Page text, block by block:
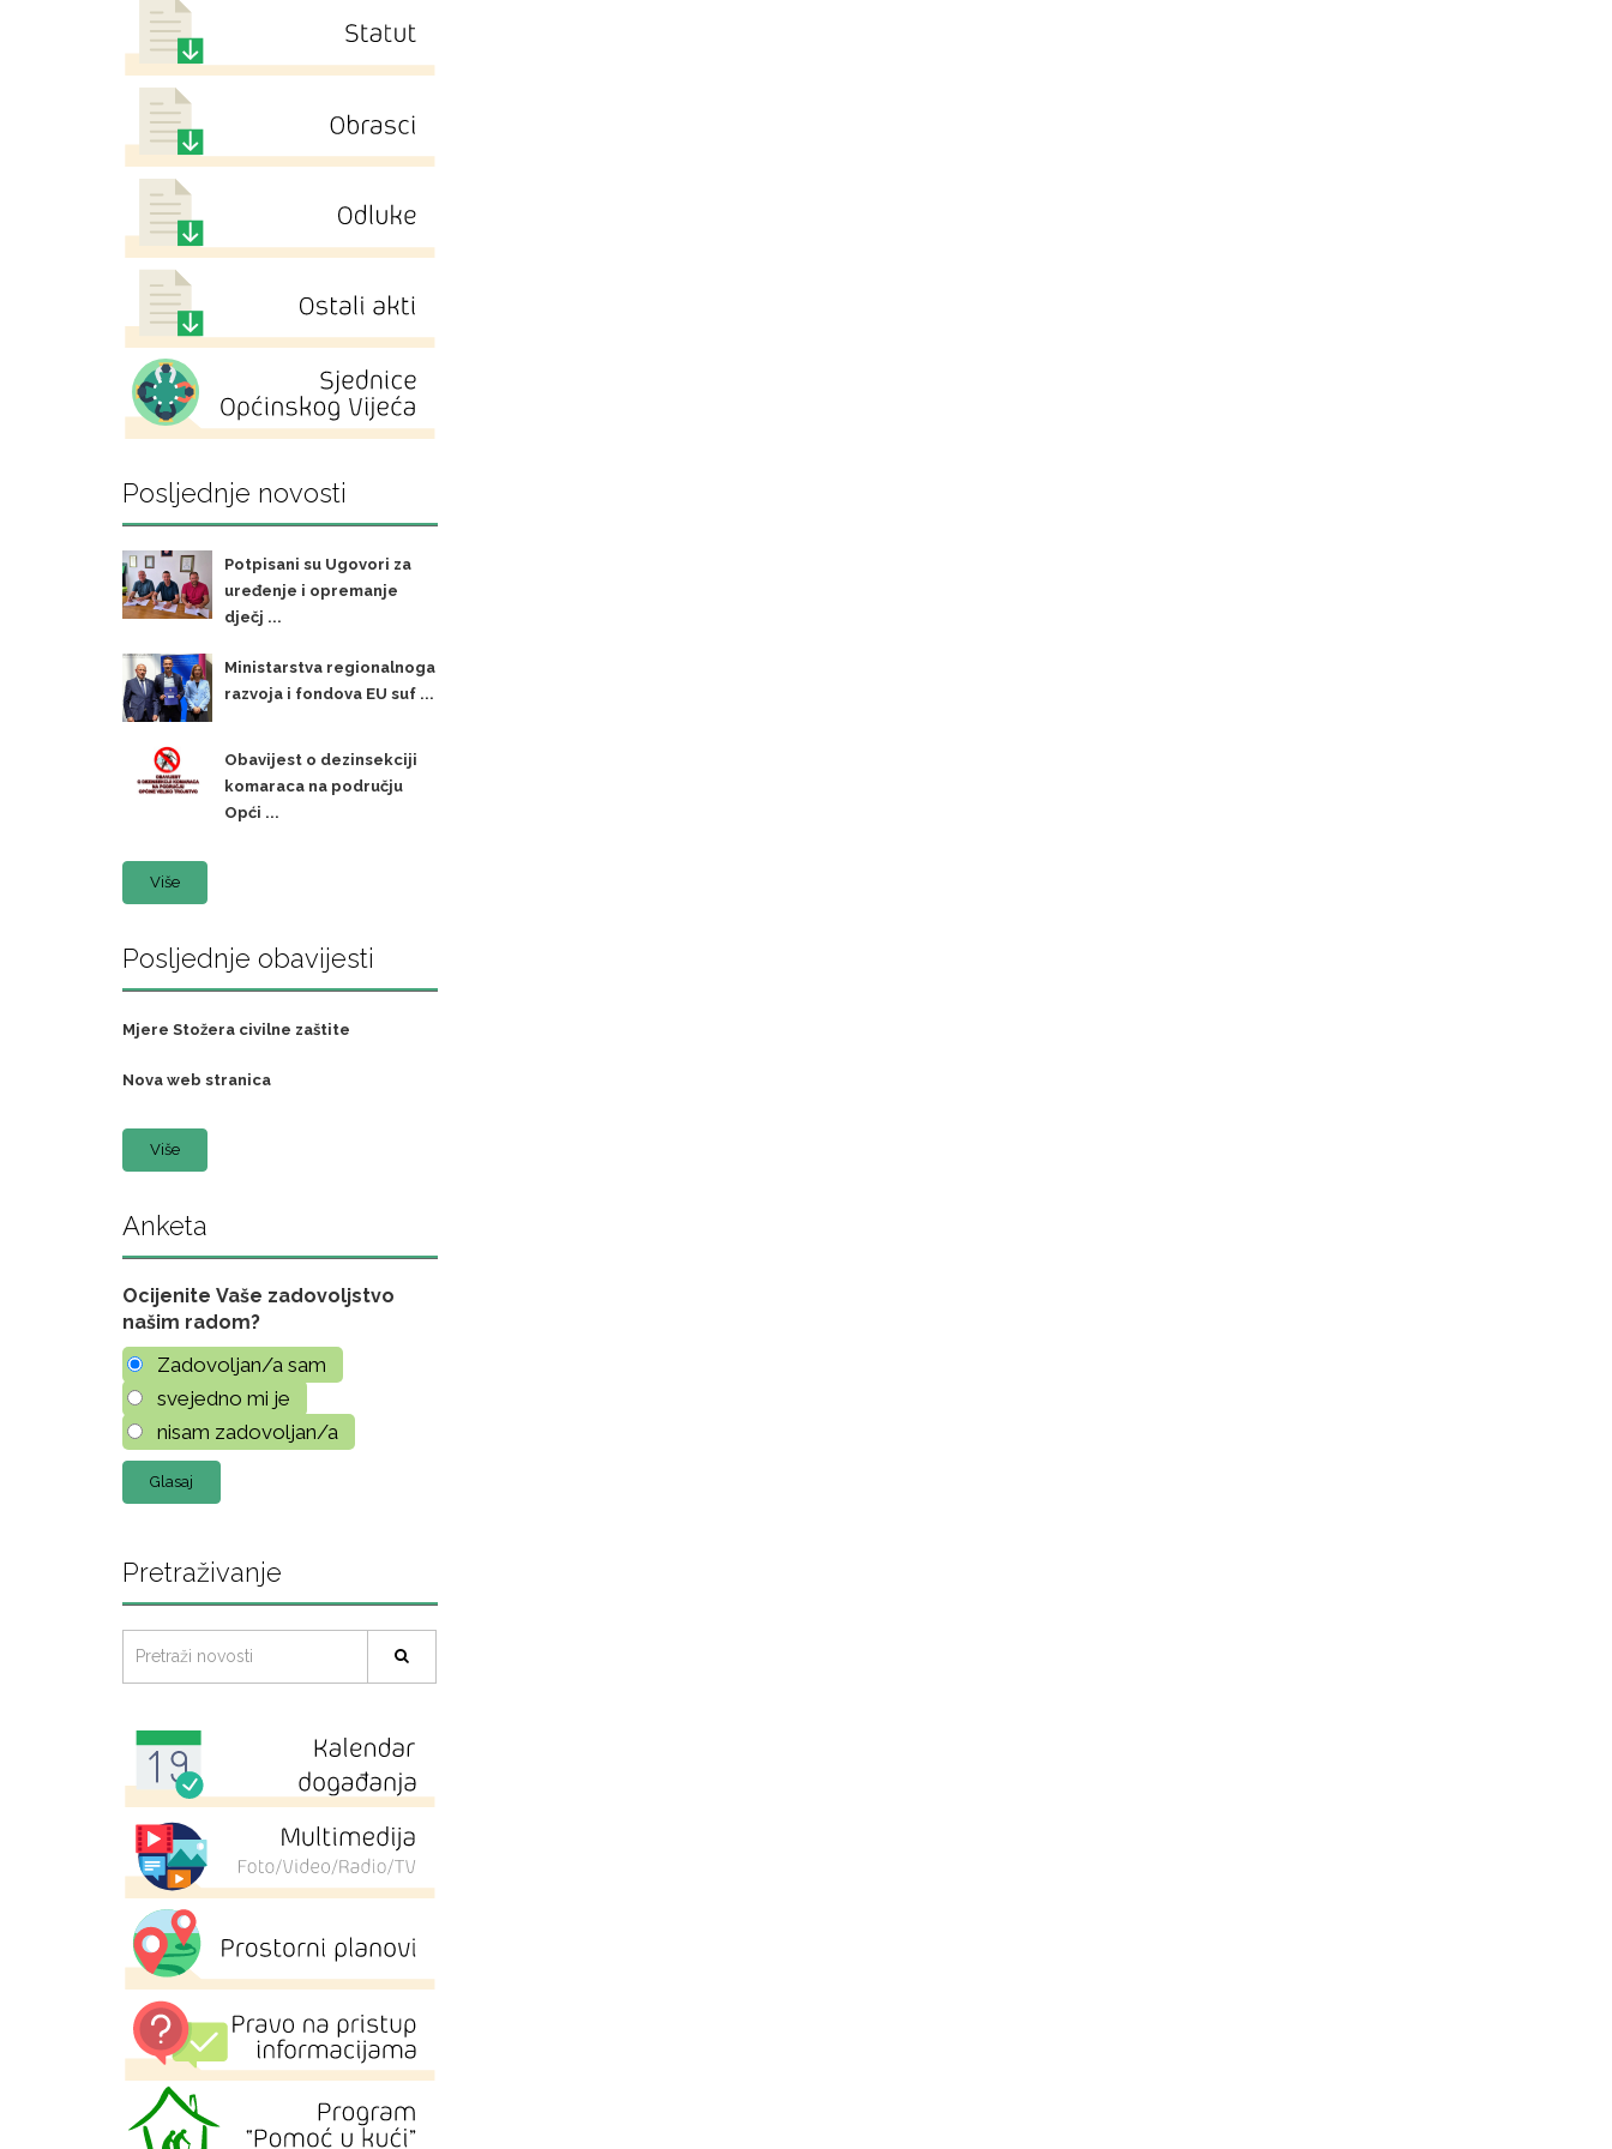
Posljednje novosti
Potpisani su Ugovori za
uređenje i opremanje
dječj ...
Ministarstva regionalnoga
razvoja i fondova EU suf ...
Obavijest o dezinsekciji
komaraca na području
Opći ...
Više
Posljednje obavijesti
Mjere Stožera civilne zaštite
Nova web stranica
Više
Anketa
Ocijenite Vaše zadovoljstvo
našim radom?
Zadovoljan/a sam
svejedno mi je
nisam zadovoljan/a
Pretraživanje